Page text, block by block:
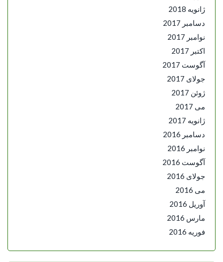
ژانویه 2018
دسامبر 2017
نوامبر 2017
اکتبر 2017
آگوست 2017
جولای 2017
ژوئن 2017
می 2017
ژانویه 2017
دسامبر 2016
نوامبر 2016
آگوست 2016
جولای 2016
می 2016
آوریل 2016
مارس 2016
فوریه 2016